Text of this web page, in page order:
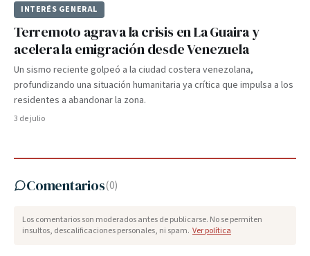
INTERÉS GENERAL
Terremoto agrava la crisis en La Guaira y
acelera la emigración desde Venezuela
Un sismo reciente golpeó a la ciudad costera venezolana,
profundizando una situación humanitaria ya crítica que impulsa a los
residentes a abandonar la zona.
3 de julio
Comentarios(0)
Los comentarios son moderados antes de publicarse. No se permiten
insultos, descalificaciones personales, ni spam. Ver política